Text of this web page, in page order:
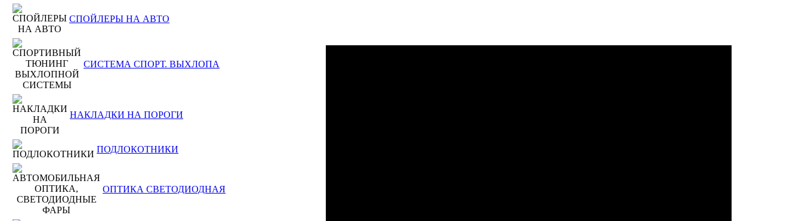
СПОЙЛЕРЫ НА АВТО
СИСТЕМА СПОРТ. ВЫХЛОПА
НАКЛАДКИ НА ПОРОГИ
ПОДЛОКОТНИКИ
ОПТИКА СВЕТОДИОДНАЯ